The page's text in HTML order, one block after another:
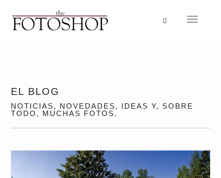
Idioma
EL BLOG
NOTICIAS, NOVEDADES, IDEAS Y, SOBRE
TODO, MUCHAS FOTOS.